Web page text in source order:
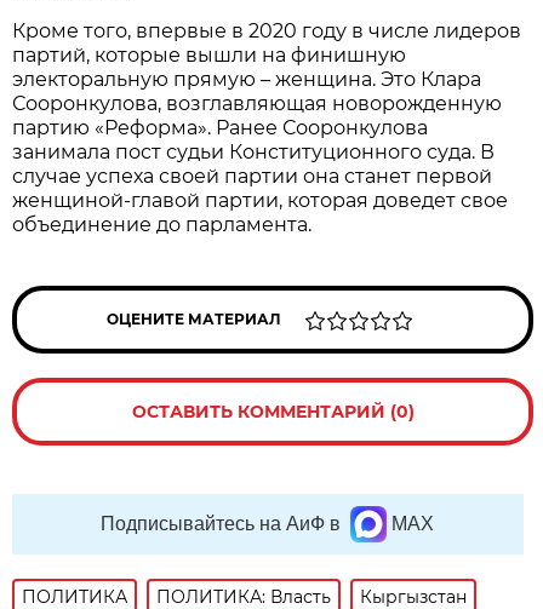
Кроме того, впервые в 2020 году в числе лидеров
партий, которые вышли на финишную
электоральную прямую – женщина. Это Клара
Сооронкулова, возглавляющая новорожденную
партию «Реформа». Ранее Сооронкулова
занимала пост судьи Конституционного суда. В
случае успеха своей партии она станет первой
женщиной-главой партии, которая доведет свое
объединение до парламента.
ОЦЕНИТЕ МАТЕРИАЛ
ОСТАВИТЬ КОММЕНТАРИЙ (0)
Подписывайтесь на АиФ в MAX
ПОЛИТИКА ПОЛИТИКА: Власть Кыргызстан